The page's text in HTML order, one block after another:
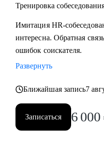
Имитация HR-
интересна. Обратная
ошибок соискателя.
Развернуть
Ближайшая запись7
Записаться 6 000